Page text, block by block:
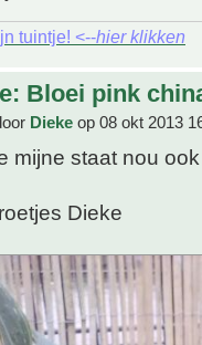
tuintje! <--hier klikken
Bloei pink
Dieke op 08 okt 2013
mijne staat nou
Dieke